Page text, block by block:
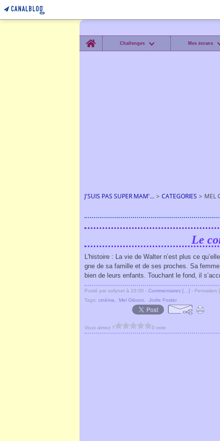
Challenges
Mes écrans
J'SUIS PAS SUPER MAM'... > CATEGORIES > MEL
Le
L'histoire : La vie de Walter n’est plus ce
gne de sa famille et de ses proches. Sa
bien de leurs enfants. Touchant le fond, il
Posté par sofynet à 10:00 - Commentaires [ ] - Permalien [
Tags: cinéma Mel Gibson Jodie Foster
Vous aimez ? 0 vote